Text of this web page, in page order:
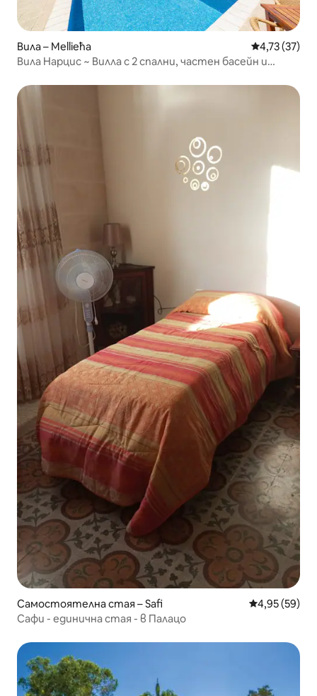
Вила – Mellieħa Средна
4,73 (37)
Вила Нарцис ~ Вилла с 2 спални, частен басейн и
Самостоятелна стая – Safi Средна
4,95 (59)
Сафи - единична стая - в Палацо